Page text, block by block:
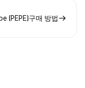
(PEPE)구매 방법